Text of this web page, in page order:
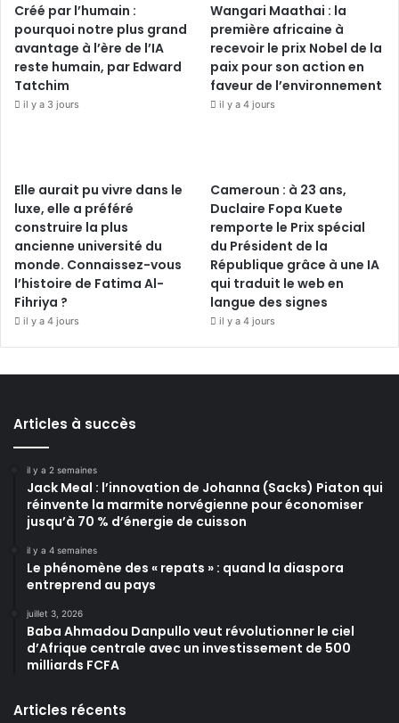
Créé par l’humain :
pourquoi notre plus grand
avantage à l’ère de l’IA
reste humain, par Edward
Tatchim
il y a 3 jours
Wangari Maathai : la
première africaine à
recevoir le prix Nobel de la
paix pour son action en
faveur de l’environnement
il y a 4 jours
Elle aurait pu vivre dans le
luxe, elle a préféré
construire la plus
ancienne université du
monde. Connaissez-vous
l’histoire de Fatima Al-
Fihriya ?
il y a 4 jours
Cameroun : à 23 ans,
Duclaire Fopa Kuete
remporte le Prix spécial
du Président de la
République grâce à une IA
qui traduit le web en
langue des signes
il y a 4 jours
Articles à succès
il y a 2 semaines
Jack Meal : l’innovation de Johanna (Sacks) Piaton qui
réinvente la marmite norvégienne pour économiser
jusqu’à 70 % d’énergie de cuisson
il y a 4 semaines
Le phénomène des « repats » : quand la diaspora
entreprend au pays
juillet 3, 2026
Baba Ahmadou Danpullo veut révolutionner le ciel
d’Afrique centrale avec un investissement de 500
milliards FCFA
Articles récents